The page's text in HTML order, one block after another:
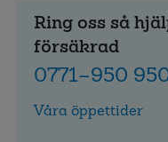
Ring oss så
försäkrad
0771–950
Våra öppettider